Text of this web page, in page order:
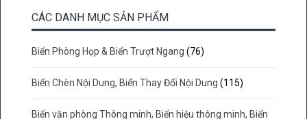
CÁC DANH MỤC SẢN PHẨM
Biển Phòng Họp & Biển Trượt Ngang (76)
Biển Chèn Nội Dung, Biển Thay Đổi Nội Dung (115)
Biển văn phòng Thông minh, Biển hiệu thông minh, Biển